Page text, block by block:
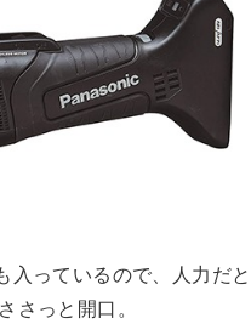
入っているので、人力だ
さっと開口。